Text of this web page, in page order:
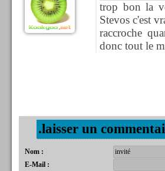
trop bon la
Stevos c'est
raccroche
donc tout le
.laisser un
Nom :
E-Mail :